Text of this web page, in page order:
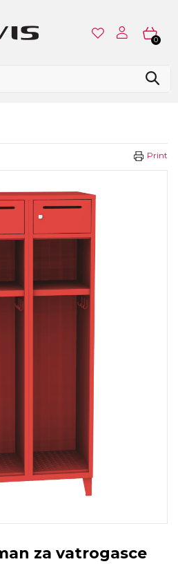
0
Print
za vatrogasce